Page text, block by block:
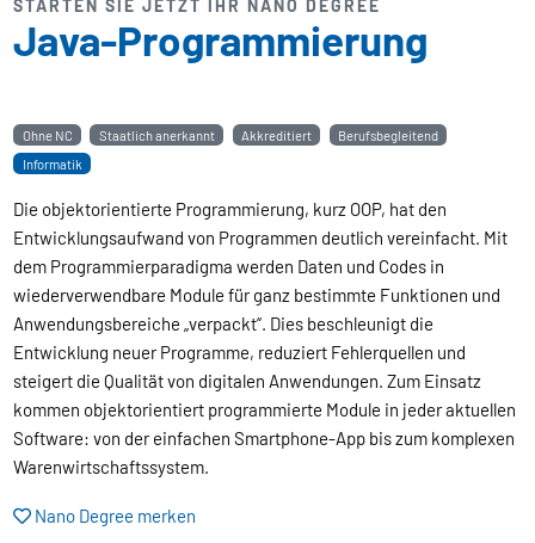
STARTEN SIE JETZT IHR NANO DEGREE
Java-Programmierung
Ohne NC Staatlich anerkannt Akkreditiert
Berufsbegleitend
Informatik
Die objektorientierte Programmierung, kurz OOP, hat den
Entwicklungsaufwand von Programmen deutlich vereinfacht. Mit
dem Programmierparadigma werden Daten und Codes in
wiederverwendbare Module für ganz bestimmte Funktionen und
Anwendungsbereiche „verpackt“. Dies beschleunigt die
Entwicklung neuer Programme, reduziert Fehlerquellen und
steigert die Qualität von digitalen Anwendungen. Zum Einsatz
kommen objektorientiert programmierte Module in jeder aktuellen
Software: von der einfachen Smartphone-App bis zum komplexen
Warenwirtschaftssystem.
Nano Degree merken